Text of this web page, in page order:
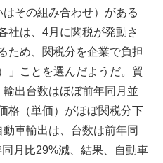
その組み合わせ）がある
社は、4月に関税が発動さ
ため、関税分を企業で負担
」ことを選んだようだ。貿
出台数はほぼ前年同月並
格（単価）がほぼ関税分下
車輸出は、台数は前年同
月比29%減、結果、自動車